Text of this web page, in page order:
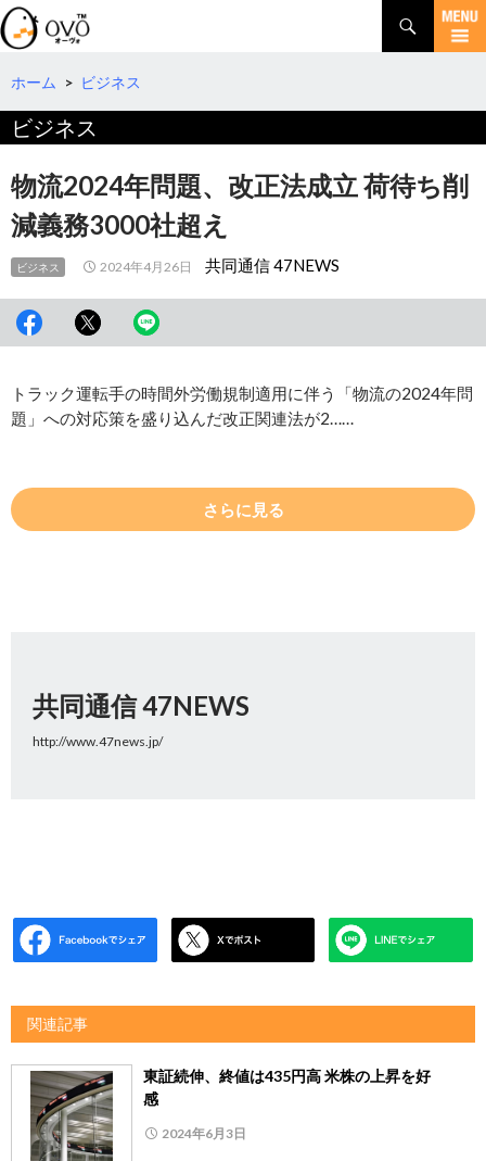
検
索
コ
テ
へ
移
動
ホーム > ビジネス
ビジネス
物流2024年問題、改正法成立 荷待ち削
減義務3000社超え
ビジネス 2024年4月26日 共同通信 47NEWS
トラック運転手の時間外労働規制適用に伴う「物流の2024年問
題」への対応策を盛り込んだ改正関連法が2……
さらに見る
共同通信 47NEWS
http://www.47news.jp/
関連記事
東証続伸、終値は435円高 米株の上昇を好
感
2024年6月3日